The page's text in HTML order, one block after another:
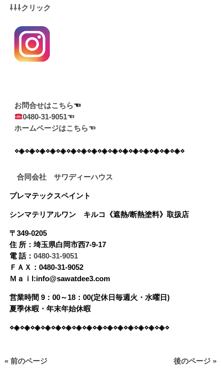
⇩⇩⇩クリック
お問合せはこちら
0480-31-9051☜
ホームページはこちら☜
⋄◈⋄◈⋄◈⋄◈⋄◈⋄◈⋄◈⋄◈⋄◈⋄◈⋄◈⋄◈⋄◈⋄◈⋄◈⋄◈⋄
合同会社 サワディーハウス
プレマテックスペイント
シンマテリアルワン キルコ《遮熱/断熱塗料》 取扱店
〒349-0205
住 所：埼玉県白岡市西7-9-17
電 話： 0480-31-9051
ＦＡＸ：0480-31-9052
Ｍａｉl:info@sawatdee3.com
営業時間 9：00～18：00(定休日毎週火・水曜日)
夏季休暇・年末年始休暇
⋄◈⋄◈⋄◈⋄◈⋄◈⋄◈⋄◈⋄◈⋄◈⋄◈⋄◈⋄◈⋄◈⋄◈⋄◈⋄
« 前のページ 後のページ »